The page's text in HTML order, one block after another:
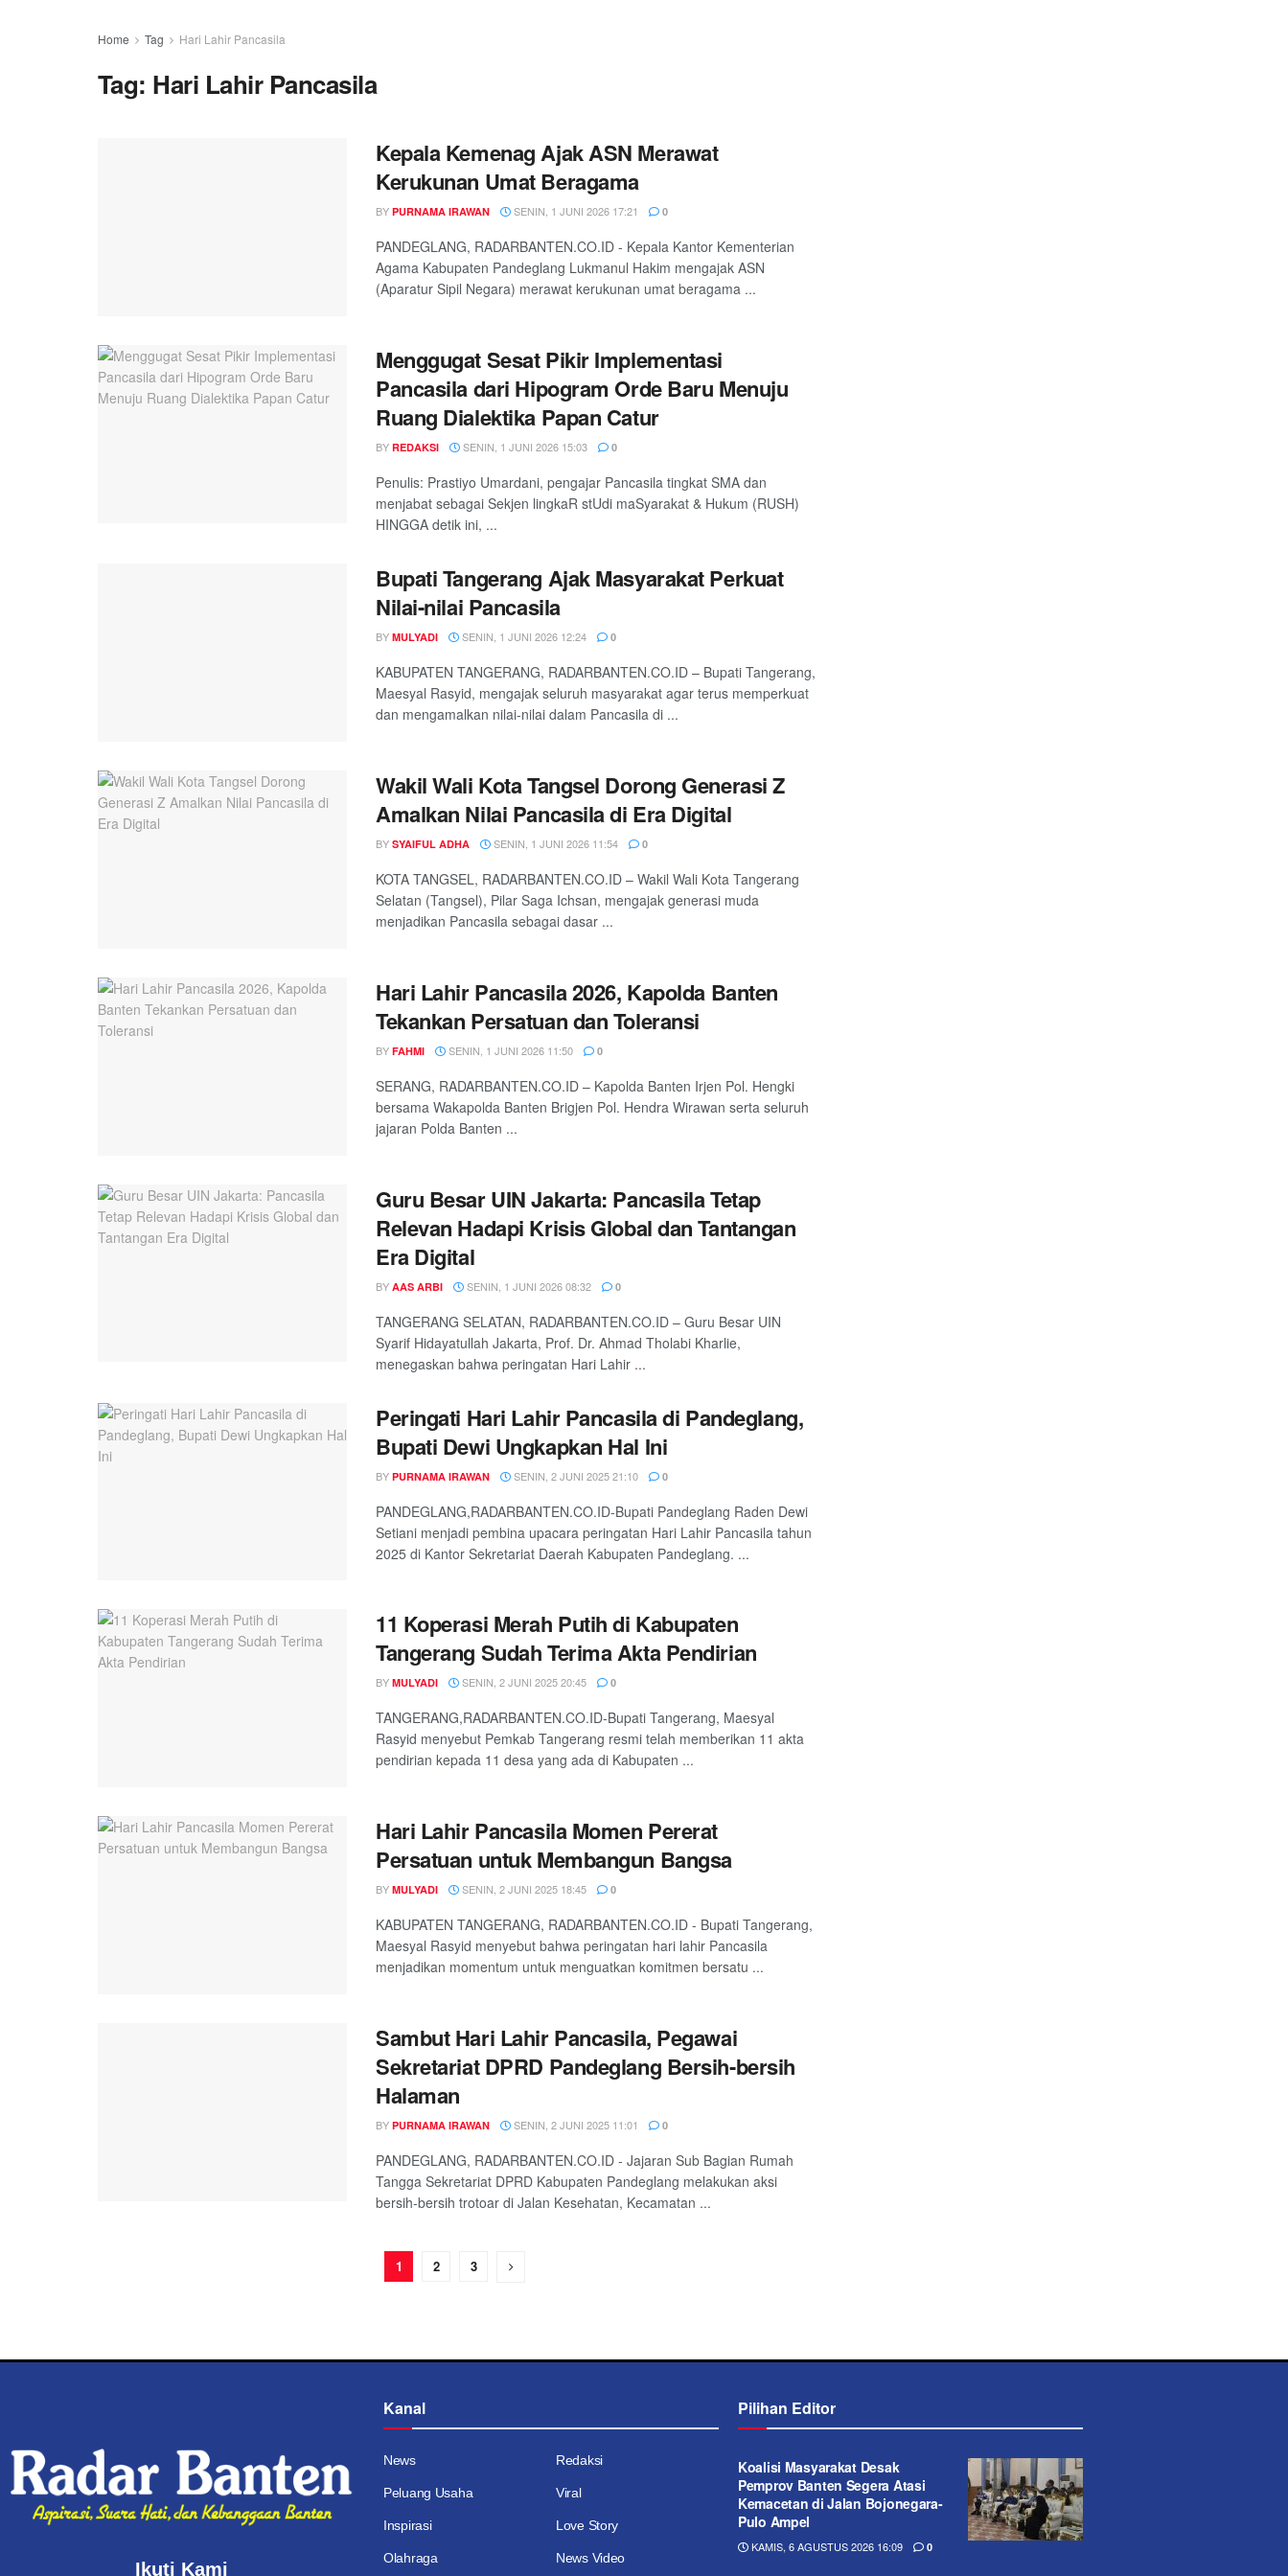
Home Tag Hari Lahir Pancasila
Tag: Hari Lahir Pancasila
Kepala Kemenag Ajak ASN Merawat
Kerukunan Umat Beragama
BY PURNAMA IRAWAN SENIN, 1 JUNI 2026 17:21 0
PANDEGLANG, RADARBANTEN.CO.ID - Kepala Kantor Kementerian
Agama Kabupaten Pandeglang Lukmanul Hakim mengajak ASN
(Aparatur Sipil Negara) merawat kerukunan umat beragama ...
Menggugat Sesat Pikir Implementasi
Pancasila dari Hipogram Orde Baru Menuju
Ruang Dialektika Papan Catur
BY REDAKSI SENIN, 1 JUNI 2026 15:03 0
Penulis: Prastiyo Umardani, pengajar Pancasila tingkat SMA dan
menjabat sebagai Sekjen lingkaR stUdi maSyarakat & Hukum (RUSH)
HINGGA detik ini, ...
Bupati Tangerang Ajak Masyarakat Perkuat
Nilai-nilai Pancasila
BY MULYADI SENIN, 1 JUNI 2026 12:24 0
KABUPATEN TANGERANG, RADARBANTEN.CO.ID – Bupati Tangerang,
Maesyal Rasyid, mengajak seluruh masyarakat agar terus memperkuat
dan mengamalkan nilai-nilai dalam Pancasila di ...
Wakil Wali Kota Tangsel Dorong Generasi Z
Amalkan Nilai Pancasila di Era Digital
BY SYAIFUL ADHA SENIN, 1 JUNI 2026 11:54 0
KOTA TANGSEL, RADARBANTEN.CO.ID – Wakil Wali Kota Tangerang
Selatan (Tangsel), Pilar Saga Ichsan, mengajak generasi muda
menjadikan Pancasila sebagai dasar ...
Hari Lahir Pancasila 2026, Kapolda Banten
Tekankan Persatuan dan Toleransi
BY FAHMI SENIN, 1 JUNI 2026 11:50 0
SERANG, RADARBANTEN.CO.ID – Kapolda Banten Irjen Pol. Hengki
bersama Wakapolda Banten Brigjen Pol. Hendra Wirawan serta seluruh
jajaran Polda Banten ...
Guru Besar UIN Jakarta: Pancasila Tetap
Relevan Hadapi Krisis Global dan Tantangan
Era Digital
BY AAS ARBI SENIN, 1 JUNI 2026 08:32 0
TANGERANG SELATAN, RADARBANTEN.CO.ID – Guru Besar UIN
Syarif Hidayatullah Jakarta, Prof. Dr. Ahmad Tholabi Kharlie,
menegaskan bahwa peringatan Hari Lahir ...
Peringati Hari Lahir Pancasila di Pandeglang,
Bupati Dewi Ungkapkan Hal Ini
BY PURNAMA IRAWAN SENIN, 2 JUNI 2025 21:10 0
PANDEGLANG,RADARBANTEN.CO.ID-Bupati Pandeglang Raden Dewi
Setiani menjadi pembina upacara peringatan Hari Lahir Pancasila tahun
2025 di Kantor Sekretariat Daerah Kabupaten Pandeglang. ...
11 Koperasi Merah Putih di Kabupaten
Tangerang Sudah Terima Akta Pendirian
BY MULYADI SENIN, 2 JUNI 2025 20:45 0
TANGERANG,RADARBANTEN.CO.ID-Bupati Tangerang, Maesyal
Rasyid menyebut Pemkab Tangerang resmi telah memberikan 11 akta
pendirian kepada 11 desa yang ada di Kabupaten ...
Hari Lahir Pancasila Momen Pererat
Persatuan untuk Membangun Bangsa
BY MULYADI SENIN, 2 JUNI 2025 18:45 0
KABUPATEN TANGERANG, RADARBANTEN.CO.ID - Bupati Tangerang,
Maesyal Rasyid menyebut bahwa peringatan hari lahir Pancasila
menjadikan momentum untuk menguatkan komitmen bersatu ...
Sambut Hari Lahir Pancasila, Pegawai
Sekretariat DPRD Pandeglang Bersih-bersih
Halaman
BY PURNAMA IRAWAN SENIN, 2 JUNI 2025 11:01 0
PANDEGLANG, RADARBANTEN.CO.ID - Jajaran Sub Bagian Rumah
Tangga Sekretariat DPRD Kabupaten Pandeglang melakukan aksi
bersih-bersih trotoar di Jalan Kesehatan, Kecamatan ...
1 2 3
Ikuti Kami
Kanal
News Redaksi
Peluang Usaha Viral
Inspirasi Love Story
Olahraga News Video
Pilihan Editor
Koalisi Masyarakat Desak
Pemprov Banten Segera Atasi
Kemacetan di Jalan Bojonegara-
Pulo Ampel
KAMIS, 6 AGUSTUS 2026 16:09 0